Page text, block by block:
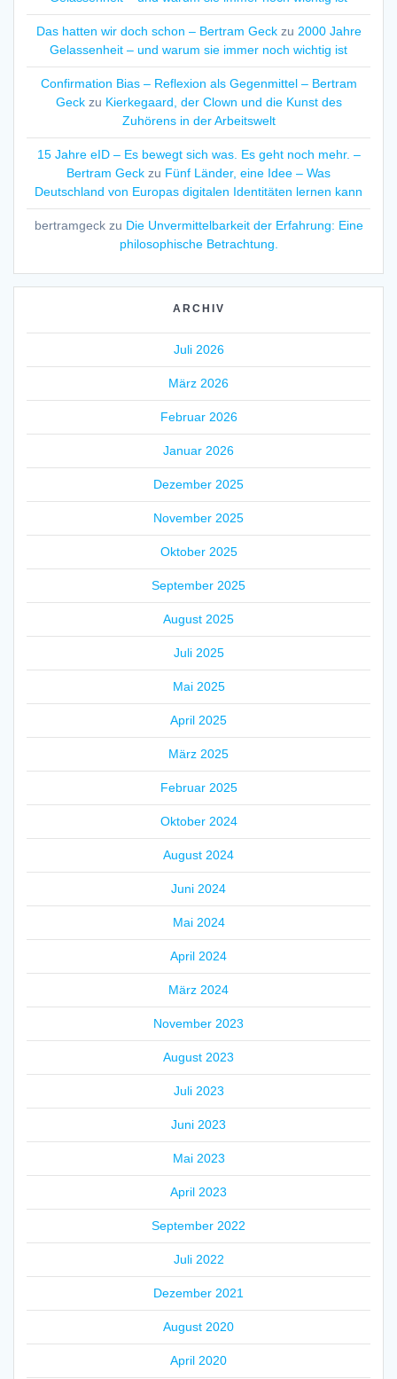
Das hatten wir doch schon – Bertram Geckzu 2000 Jahre
Gelassenheit – und warum sie immer noch wichtig ist
Confirmation Bias – Reflexion als Gegenmittel – Bertram
Geckzu Kierkegaard, der Clown und die Kunst des
Zuhörens in der Arbeitswelt
15 Jahre eID – Es bewegt sich was. Es geht noch mehr. –
Bertram Geck zu Fünf Länder, eine Idee – Was
Deutschland von Europas digitalen Identitäten lernen kann
bertramgeckzu Die Unvermittelbarkeit der Erfahrung: Eine
philosophische Betrachtung.
ARCHIV
Juli 2026
März 2026
Februar 2026
Januar 2026
Dezember 2025
November 2025
Oktober 2025
September 2025
August 2025
Juli 2025
Mai 2025
April 2025
März 2025
Februar 2025
Oktober 2024
August 2024
Juni 2024
Mai 2024
April 2024
März 2024
November 2023
August 2023
Juli 2023
Juni 2023
Mai 2023
April 2023
September 2022
Juli 2022
Dezember 2021
August 2020
April 2020